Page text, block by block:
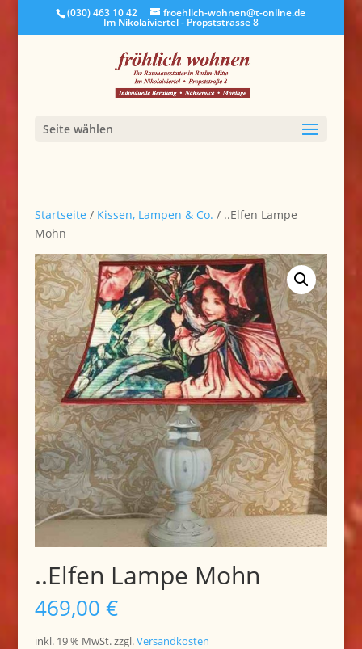
(030) 463 10 42 froehlich-wohnen@t-online.de
Im Nikolaiviertel - Propststrasse 8
Seite wählen
Startseite / Kissen, Lampen & Co. / ..Elfen Lampe
Mohn
..Elfen Lampe Mohn
469,00 €
inkl. 19 % MwSt. zzgl.Versandkosten